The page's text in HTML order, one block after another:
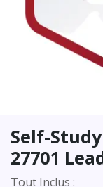
Self-
27701
Tout Inclus :